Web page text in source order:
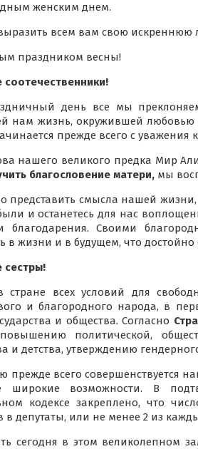
женским днем.
всем вам свою искреннюю
праздником весны!
день все мы
нам жизнь, окружившей любовью
прежде всего с
нашего великого предка Мир
благословение матери, мы
представить смысла нашей
и останетесь для нас
благодарения. Своими
в жизни и в будущем, что
стране всех условий для
и благородного народа, в
и общества. Согласно
политической,
и детства, утверждению
прежде всего совершенствуется
широкие возможности. В
кодексе закреплено, что
в депутаты, или не менее 2 из
сегодня в этом великолепном